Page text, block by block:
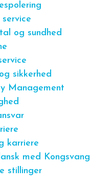
service
og sundhed
sikkerhed
Management
karriere
med Kongsvang
stillinger